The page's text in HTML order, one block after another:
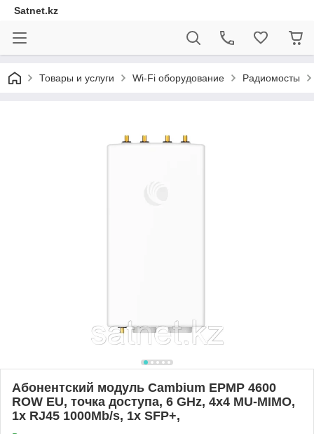
Satnet.kz
Товары и услуги Wi-Fi оборудование Радиомосты
Абонентский модуль Cambium EPMP 4600
ROW EU, точка доступа, 6 GHz, 4x4 MU-MIMO,
1x RJ45 1000Mb/s, 1x SFP+,